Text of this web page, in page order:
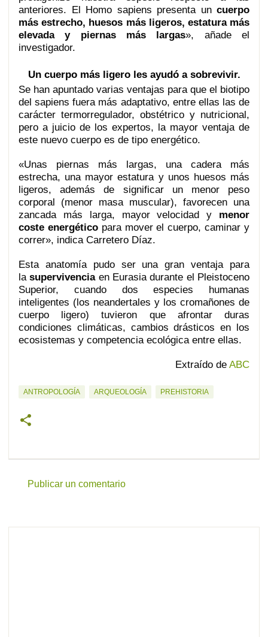
anteriores. El Homo sapiens presenta un cuerpo
más estrecho, huesos más ligeros, estatura más
elevada y piernas más largas», añade el
investigador.
Un cuerpo más ligero les ayudó a sobrevivir.
Se han apuntado varias ventajas para que el biotipo
del sapiens fuera más adaptativo, entre ellas las de
carácter termorregulador, obstétrico y nutricional,
pero a juicio de los expertos, la mayor ventaja de
este nuevo cuerpo es de tipo energético.
«Unas piernas más largas, una cadera más
estrecha, una mayor estatura y unos huesos más
ligeros, además de significar un menor peso
corporal (menor masa muscular), favorecen una
zancada más larga, mayor velocidad y menor
coste energético para mover el cuerpo, caminar y
correr», indica Carretero Díaz.
Esta anatomía pudo ser una gran ventaja para
lasupervivenciaen Eurasia durante el Pleistoceno
Superior, cuando dos especies humanas
inteligentes (los neandertales y los cromañones de
cuerpo ligero) tuvieron que afrontar duras
condiciones climáticas, cambios drásticos en los
ecosistemas y competencia ecológica entre ellas.
Extraído de ABC
ANTROPOLOGÍA ARQUEOLOGÍA PREHISTORIA
Publicar un comentario